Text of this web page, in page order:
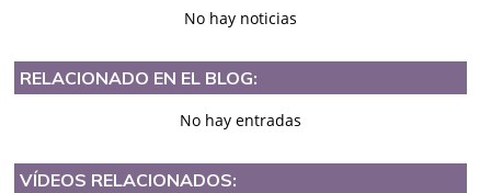
No hay noticias
RELACIONADO EN EL BLOG:
No hay entradas
VÍDEOS RELACIONADOS: